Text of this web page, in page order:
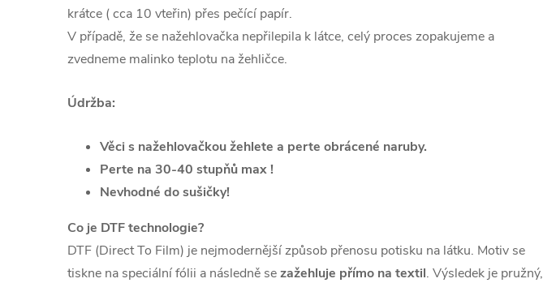
krátce ( cca 10 vteřin) přes pečící papír.
V případě, že se nažehlovačka nepřilepila k látce, celý proces zopakujeme a
zvedneme malinko teplotu na žehličce.
Údržba:
Věci s nažehlovačkou žehlete a perte obrácené naruby.
Perte na 30-40 stupňů max !
Nevhodné do sušičky!
Co je DTF technologie?
DTF (Direct To Film) je nejmodernější způsob přenosu potisku na látku. Motiv se
tiskne na speciální fólii a následně sezažehluje přímo na textil. Výsledek je pružný,